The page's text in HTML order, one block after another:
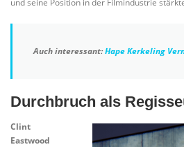
Auch interessant:Hape Kerkeling
Durchbruch als
Clint
Eastwood